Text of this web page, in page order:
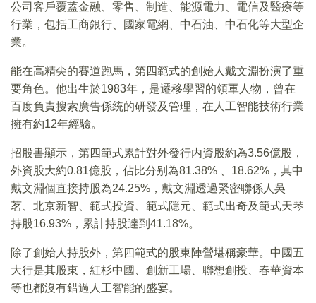
公司客戶覆蓋金融、零售、制造、能源電力、電信及醫療等
行業，包括工商銀行、國家電網、中石油、中石化等大型企
業。
能在高精尖的賽道跑馬，第四範式的創始人戴文淵扮演了重
要角色。他出生於1983年，是遷移學習的領軍人物，曾在
百度負責搜索廣告係統的研發及管理，在人工智能技術行業
擁有約12年經驗。
招股書顯示，第四範式累計對外發行内資股約為3.56億股，
外資股大約0.81億股，佔比分别為81.38% 、18.62%，其中
戴文淵個直接持股為24.25%，戴文淵透過緊密聯係人吳
茗、北京新智、範式投資、範式隱元、範式出奇及範式天琴
持股16.93%，累計持股達到41.18%。
除了創始人持股外，第四範式的股東陣營堪稱豪華。中國五
大行是其股東，紅杉中國、創新工場、聯想創投、春華資本
等也都沒有錯過人工智能的盛宴。